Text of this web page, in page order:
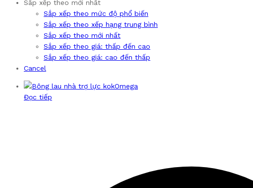
Sắp xếp theo mới nhất
Sắp xếp theo mức độ phổ biến
Sắp xếp theo xếp hạng trung bình
Sắp xếp theo mới nhất
Sắp xếp theo giá: thấp đến cao
Sắp xếp theo giá: cao đến thấp
Cancel
Đọc tiếp